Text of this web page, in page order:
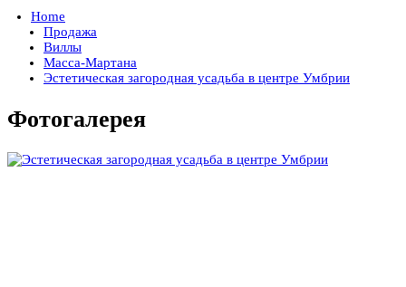
Home
Продажа
Виллы
Масса-Мартана
Эстетическая загородная усадьба в центре Умбрии
Фотогалерея